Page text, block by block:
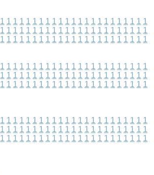
1 1 1 1 1 1 1 1 1 1 1 1 1 1 1 1 1 1 1 1 1 1 1
1 1 1 1 1 1 1 1 1 1 1 1 1 1 1 1 1 1 1 1 1 1 1
1 1 1 1 1 1 1 1 1 1 1 1 1 1 1 1 1 1 1 1 1 1 1
1 1 1 1 1 1 1 1 1 1 1 1 1 1 1 1 1 1 1 1 1 1 1
1 1 1 1 1 1 1 1 1 1 1 1 1 1 1 1 1 1 1 1 1 1 1
1 1 1 1 1 1 1 1 1 1 1 1 1 1 1 1 1 1 1 1 1 1 1
1 1 1 1 1 1 1 1 1 1 1 1 1 1 1 1 1 1 1 1 1 1 1
1 1 1 1 1 1 1 1 1 1 1 1 1 1 1 1 1 1 1 1 1 1 1
1 1 1 1 1 1 1 1 1 1 1 1 1 1 1 1 1 1 1 1 1 1 1